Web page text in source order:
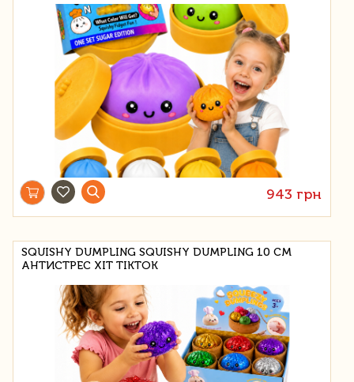
943 грн
SQUISHY DUMPLING SQUISHY DUMPLING 10 СМ
АНТИСТРЕС ХІТ TIKTOK